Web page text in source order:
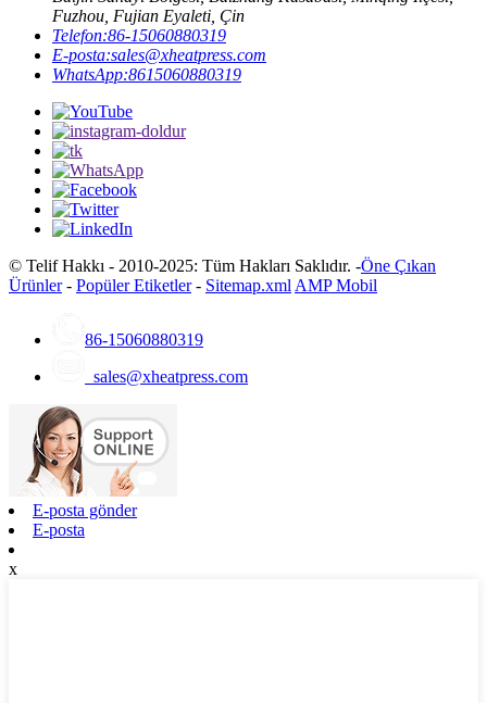
Fuzhou, Fujian Eyaleti, Çin
Telefon:86-15060880319
E-posta:sales@xheatpress.com
WhatsApp:8615060880319
© Telif Hakkı - 2010-2025: Tüm Hakları Saklıdır. -Öne Çıkan
Ürünler- Popüler Etiketler- Sitemap.xml AMP Mobil
86-15060880319
sales@xheatpress.com
E-posta gönder
E-posta
x